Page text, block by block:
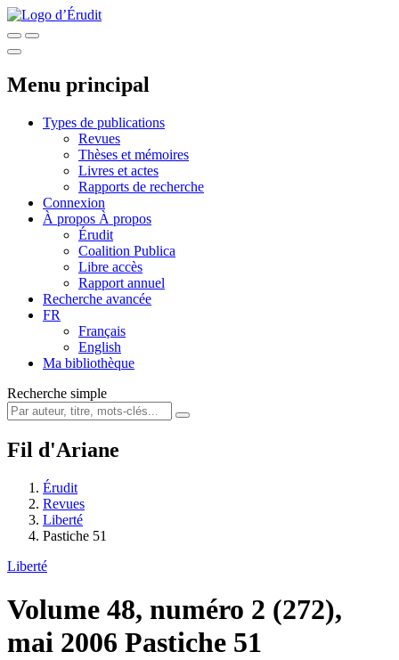
Menu principal
Types de publications
Revues
Thèses et mémoires
Livres et actes
Rapports de recherche
Connexion
À propos À propos
Érudit
Coalition Publica
Libre accès
Rapport annuel
Recherche avancée
FR
Français
English
Ma bibliothèque
Recherche simple
Fil d'Ariane
Érudit
Revues
Liberté
Pastiche 51
Liberté
Volume 48, numéro 2 (272),
mai 2006 Pastiche 51